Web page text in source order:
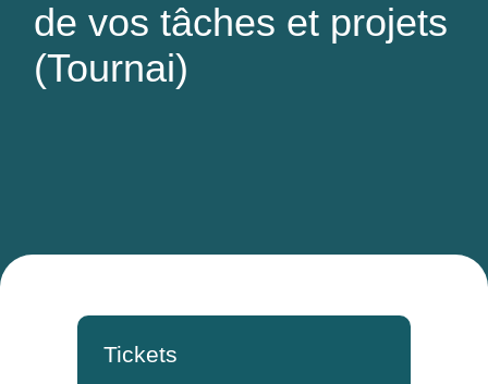
de vos tâches et projets
(Tournai)
Tickets